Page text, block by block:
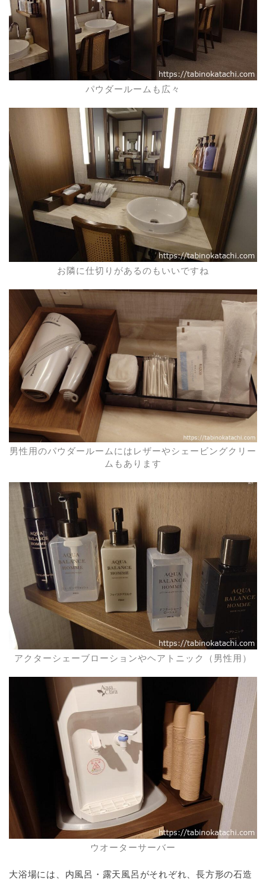
パウダールームも広々
お隣に仕切りがあるのもいいですね
男性用のパウダールームにはレザーやシェービングクリー
ムもあります
アクターシェーブローションやヘアトニック（男性用）
ウオーターサーバー
大浴場には、内風呂・露天風呂がそれぞれ、長方形の石造